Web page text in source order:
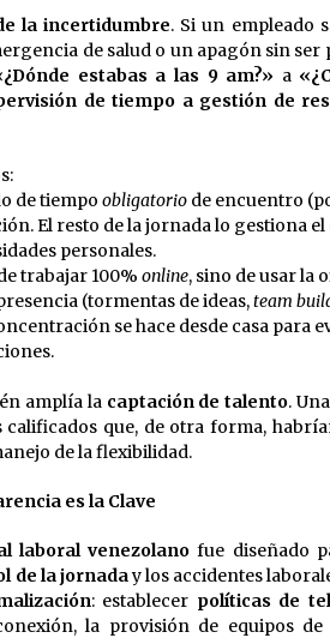
la incertidumbre. Si un empleado
de salud o un apagón sin ser
estabas a las 9 am?» a
de tiempo a gestión de
de tiempo obligatorio de encuentro
El resto de la jornada lo gestiona
personales.
trabajar 100% online, sino de usar la
(tormentas de ideas,team
se hace desde casa para
amplía la captación de talento.
que, de otra forma,
de la flexibilidad.
es la Clave
laboral venezolano fue diseñado
de la jornaday los accidentes
: establecer políticas de
la provisión de equipos